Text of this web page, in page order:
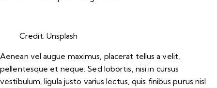
Credit: Unsplash
Aenean vel augue maximus, placerat tellus a velit,
pellentesque et neque. Sed lobortis, nisi in cursus
vestibulum, ligula justo varius lectus, quis finibus purus nisl